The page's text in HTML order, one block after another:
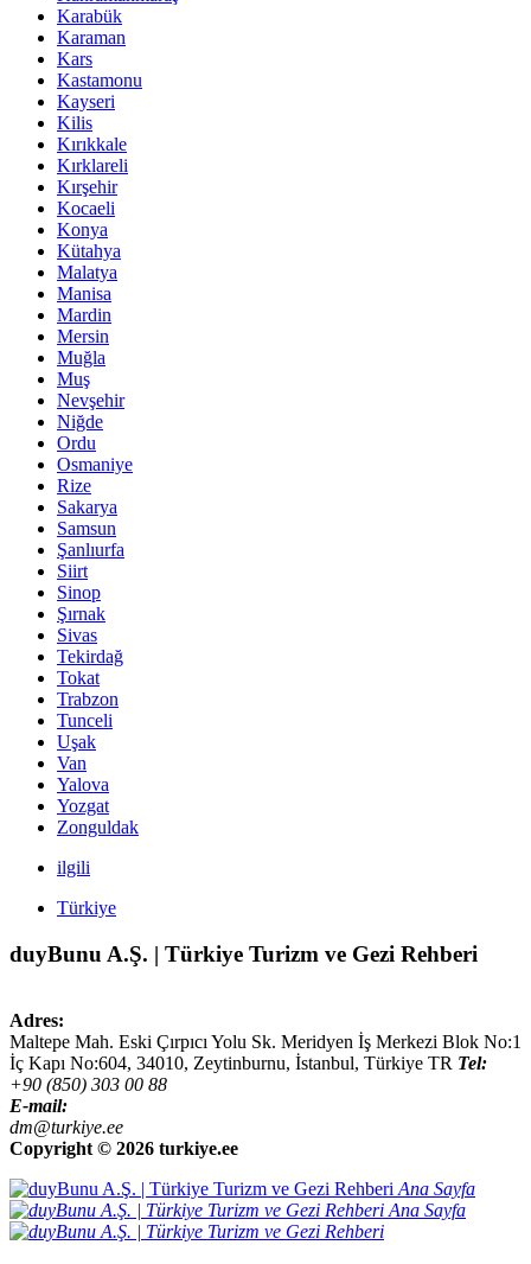
Karabük
Karaman
Kars
Kastamonu
Kayseri
Kilis
Kırıkkale
Kırklareli
Kırşehir
Kocaeli
Konya
Kütahya
Malatya
Manisa
Mardin
Mersin
Muğla
Muş
Nevşehir
Niğde
Ordu
Osmaniye
Rize
Sakarya
Samsun
Şanlıurfa
Siirt
Sinop
Şırnak
Sivas
Tekirdağ
Tokat
Trabzon
Tunceli
Uşak
Van
Yalova
Yozgat
Zonguldak
ilgili
Türkiye
duyBunu A.Ş. | Türkiye Turizm ve Gezi Rehberi
Adres:
Maltepe Mah. Eski Çırpıcı Yolu Sk. Meridyen İş Merkezi Blok No:1
İç Kapı No:604, 34010, Zeytinburnu, İstanbul, Türkiye TR Tel:
+90 (850) 303 00 88
E-mail:
dm@turkiye.ee
Copyright © 2026 turkiye.ee
Ana Sayfa
Ana Sayfa